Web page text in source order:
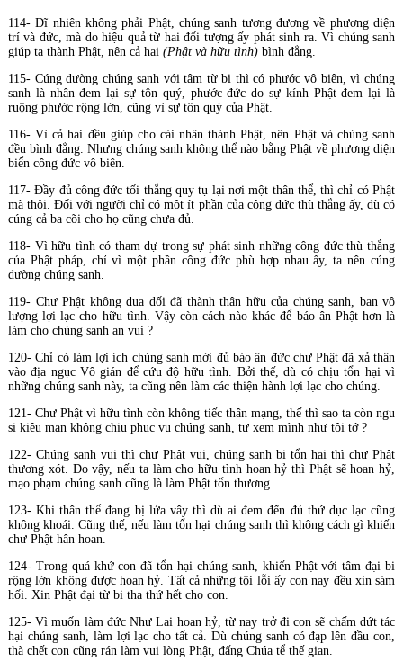
114- Dĩ nhiên không phải Phật, chúng sanh tương đương về phương diện
trí và đức, mà do hiệu quả từ hai đối tượng ấy phát sinh ra. Vì chúng sanh
giúp ta thành Phật, nên cả hai (Phật và hữu tình) bình đẳng.
115- Cúng dường chúng sanh với tâm từ bi thì có phước vô biên, vì chúng
sanh là nhân đem lại sự tôn quý, phước đức do sự kính Phật đem lại là
ruộng phước rộng lớn, cũng vì sự tôn quý của Phật.
116- Vì cả hai đều giúp cho cái nhân thành Phật, nên Phật và chúng sanh
đều bình đẳng. Nhưng chúng sanh không thể nào bằng Phật về phương diện
biển công đức vô biên.
117- Đầy đủ công đức tối thắng quy tụ lại nơi một thân thể, thì chỉ có Phật
mà thôi. Đối với người chỉ có một ít phần của công đức thù thắng ấy, dù có
cúng cả ba cõi cho họ cũng chưa đủ.
118- Vì hữu tình có tham dự trong sự phát sinh những công đức thù thắng
của Phật pháp, chỉ vì một phần công đức phù hợp nhau ấy, ta nên cúng
dường chúng sanh.
119- Chư Phật không dua dối đã thành thân hữu của chúng sanh, ban vô
lượng lợi lạc cho hữu tình. Vậy còn cách nào khác để báo ân Phật hơn là
làm cho chúng sanh an vui ?
120- Chỉ có làm lợi ích chúng sanh mới đủ báo ân đức chư Phật đã xả thân
vào địa ngục Vô gián để cứu độ hữu tình. Bởi thế, dù có chịu tổn hại vì
những chúng sanh này, ta cũng nên làm các thiện hành lợi lạc cho chúng.
121- Chư Phật vì hữu tình còn không tiếc thân mạng, thế thì sao ta còn ngu
si kiêu mạn không chịu phục vụ chúng sanh, tự xem mình như tôi tớ ?
122- Chúng sanh vui thì chư Phật vui, chúng sanh bị tổn hại thì chư Phật
thương xót. Do vậy, nếu ta làm cho hữu tình hoan hỷ thì Phật sẽ hoan hỷ,
mạo phạm chúng sanh cũng là làm Phật tổn thương.
123- Khi thân thể đang bị lửa vây thì dù ai đem đến đủ thứ dục lạc cũng
không khoái. Cũng thế, nếu làm tổn hại chúng sanh thì không cách gì khiến
chư Phật hân hoan.
124- Trong quá khứ con đã tổn hại chúng sanh, khiến Phật với tâm đại bi
rộng lớn không được hoan hỷ. Tất cả những tội lỗi ấy con nay đều xin sám
hối. Xin Phật đại từ bi tha thứ hết cho con.
125- Vì muốn làm đức Như Lai hoan hỷ, từ nay trở đi con sẽ chấm dứt tác
hại chúng sanh, làm lợi lạc cho tất cả. Dù chúng sanh có đạp lên đầu con,
thà chết con cũng rán làm vui lòng Phật, đấng Chúa tể thế gian.